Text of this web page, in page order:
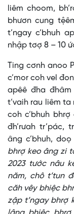
liêm choom,
bhươn cung
t’ngay c’bhuh
nhập tơợ 8 – 10
Ting cơnh anoo
c’mor coh vel
apêê đha
t’vaih rau liêm ta
coh c’bhuh
đh’rưah tr’pác,
âng c’bhuh, doọ
bhrợ keo âng zi
2023 tước nâu
năm, chô t’tun
căh vêy bhiệc
zập t’ngay bhrợ